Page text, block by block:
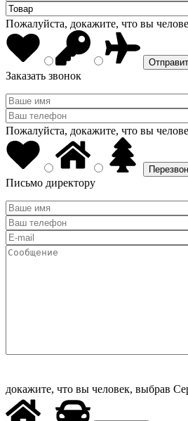
Пожалуйста, докажите, что вы
Заказать звонок
Пожалуйста, докажите, что вы
Письмо директору
докажите, что вы человек, выбрав